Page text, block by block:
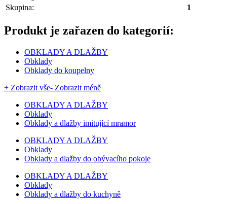
Skupina:
1
Produkt je zařazen do kategorií:
OBKLADY A DLAŽBY
Obklady
Obklady do koupelny
+ Zobrazit vše- Zobrazit méně
OBKLADY A DLAŽBY
Obklady
Obklady a dlažby imitující mramor
OBKLADY A DLAŽBY
Obklady
Obklady a dlažby do obývacího pokoje
OBKLADY A DLAŽBY
Obklady
Obklady a dlažby do kuchyně